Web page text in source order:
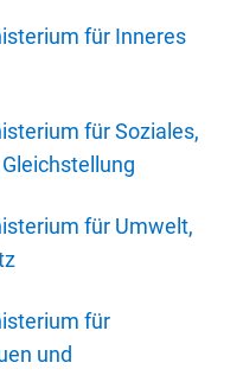
für Inneres
für Soziales,
für Umwelt,
für
und